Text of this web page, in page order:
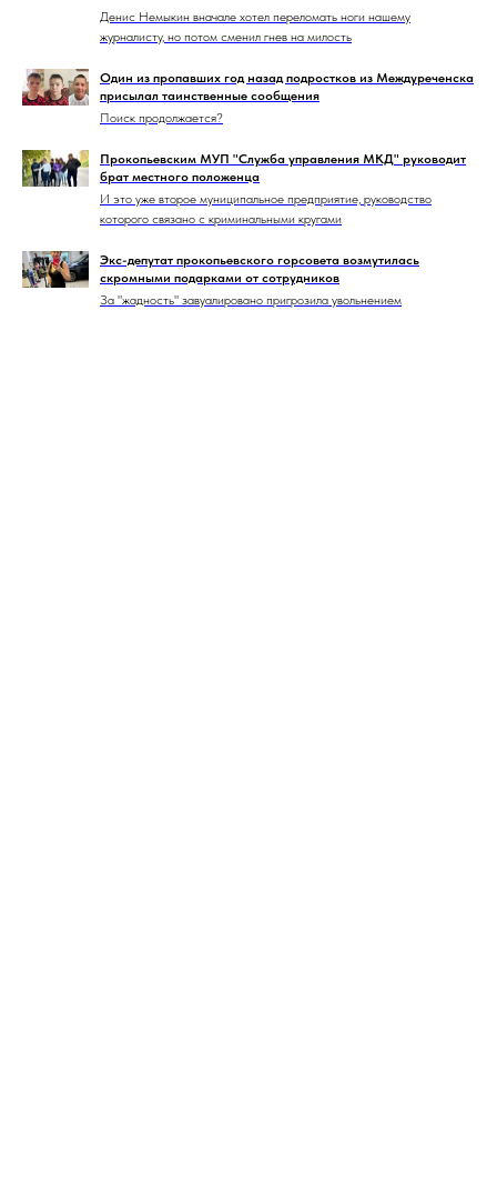
Денис Немыкин вначале хотел переломать ноги нашему
журналисту, но потом сменил гнев на милость
Один из пропавших год назад подростков из Междуреченска
присылал таинственные сообщения
Поиск продолжается?
Прокопьевским МУП "Служба управления МКД" руководит
брат местного положенца
И это уже второе муниципальное предприятие, руководство
которого связано с криминальными кругами
Экс-депутат прокопьевского горсовета возмутилась
скромными подарками от сотрудников
За "жадность" завуалировано пригрозила увольнением